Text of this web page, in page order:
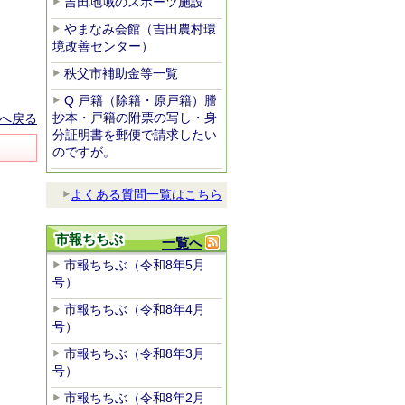
戻る
やまなみ会館（吉田農村環
境改善センター）
秩父市補助金等一覧
Q 戸籍（除籍・原戸籍）謄
抄本・戸籍の附票の写し・身
分証明書を郵便で請求したい
のですが。
よくある質問一覧はこちら
一覧へ
市報ちちぶ
市報ちちぶ（令和8年5月
号）
市報ちちぶ（令和8年4月
号）
市報ちちぶ（令和8年3月
号）
市報ちちぶ（令和8年2月